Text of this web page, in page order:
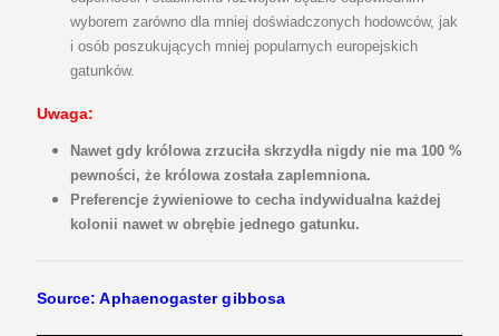
wyborem zarówno dla mniej doświadczonych hodowców, jak
i osób poszukujących mniej popularnych europejskich
gatunków.
Uwaga:
Nawet gdy królowa zrzuciła skrzydła nigdy nie ma 100 %
pewności, że królowa została zaplemniona.
Preferencje żywieniowe to cecha indywidualna każdej
kolonii nawet w obrębie jednego gatunku.
Source: Aphaenogaster gibbosa